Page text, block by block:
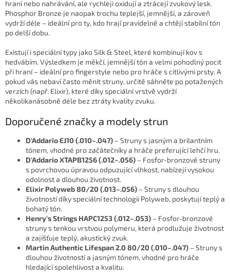
hraní nebo nahrávání, ale rychleji oxidují a ztrácejí zvukový lesk.
Phosphor Bronze je naopak trochu teplejší, jemnější, a zároveň
vydrží déle – ideální pro ty, kdo hrají pravidelně a chtějí stabilní tón
po delší dobu.
Existují i speciální typy jako Silk & Steel, které kombinují kov s
hedvábím. Výsledkem je měkčí, jemnější tón a velmi pohodlný pocit
při hraní – ideální pro fingerstyle nebo pro hráče s citlivými prsty. A
pokud vás nebaví často měnit struny, určitě sáhněte po potažených
verzích (např. Elixir), které díky speciální vrstvě vydrží
několikanásobně déle bez ztráty kvality zvuku.
Doporučené značky a modely strun
D'Addario EJ10 (.010–.047) –Struny s jasným a brilantním
tónem, vhodné pro začátečníky a hráče preferující lehčí hru.
D'Addario XTAPB1256 (.012–.056) – Fosfor-bronzové struny
s povrchovou úpravou odpuzující vlhkost, nabízejí vysokou
odolnost a dlouhou životnost.
Elixir Polyweb 80/20 (.013–.056) –Struny s dlouhou
životností díky speciální technologii Polyweb, poskytují teplý a
bohatý tón.
Henry's Strings HAPC1253 (.012–.053) – Fosfor-bronzové
struny s tenkou vrstvou polymeru, která prodlužuje životnost
a zajišťuje teplý, akustický zvuk.
Martin Authentic Lifespan 2.0 80/20 (.010–.047) –Struny s
dlouhou životností a jasným tónem, vhodné pro hráče
hledající spolehlivost a kvalitu.